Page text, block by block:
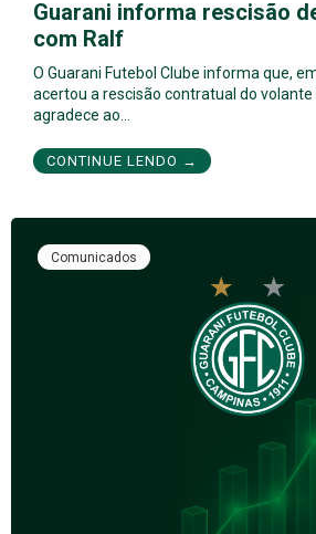
Guarani informa rescisão
com Ralf
O Guarani Futebol Clube informa que,
acertou a rescisão contratual do volante
agradece ao…
CONTINUE LENDO →
Comunicados